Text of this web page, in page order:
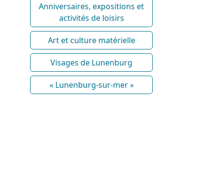
Anniversaires, expositions et
activités de loisirs
Art et culture matérielle
Visages de Lunenburg
« Lunenburg-sur-mer »